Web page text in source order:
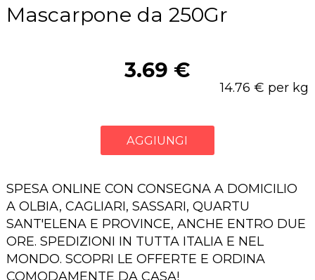
Mascarpone da 250Gr
3.69 €
14.76 € per kg
AGGIUNGI
SPESA ONLINE CON CONSEGNA A DOMICILIO
A OLBIA, CAGLIARI, SASSARI, QUARTU
SANT'ELENA E PROVINCE, ANCHE ENTRO DUE
ORE. SPEDIZIONI IN TUTTA ITALIA E NEL
MONDO. SCOPRI LE OFFERTE E ORDINA
COMODAMENTE DA CASA!